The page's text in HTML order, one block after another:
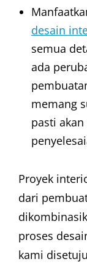
desain
semua
ada
memang
pasti
Proyek
dari
proses
kami